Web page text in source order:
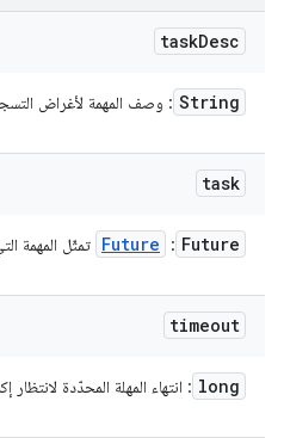
taskDesc
String : وصف المهمة لأغراض
task
Future
:
Future تمثّل المهمة
timeout
long : انتهاء المهلة المحدّدة لانتظار